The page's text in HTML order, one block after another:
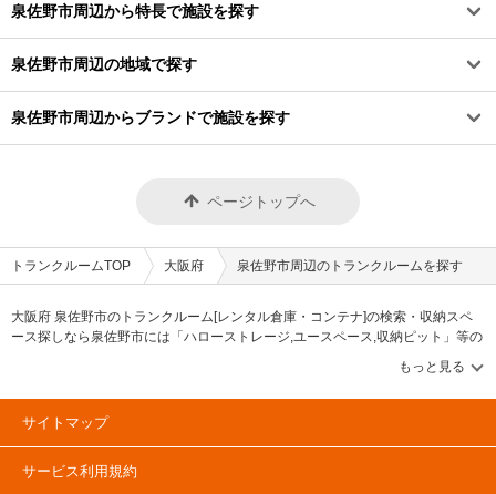
泉佐野市周辺から特長で施設を探す
泉佐野市周辺の地域で探す
泉佐野市周辺からブランドで施設を探す
ページトップへ
トランクルームTOP 大阪府 泉佐野市周辺のトランクルームを探す
大阪府 泉佐野市のトランクルーム[レンタル倉庫・コンテナ]の検索・収納スペ
ース探しなら泉佐野市には「ハローストレージ,ユースペース,収納ピット」等の
キュリティ・空調完備・24時間出し入れ可能などの希望条件で絞込み！豊富な
物件数から様々な方法でご希望の収納スペースを簡単に探せるトランクルーム
情報サイトです。泉佐野市で気になるトランクルームを見つけたら、メールか
サイトマップ
サービス利用規約